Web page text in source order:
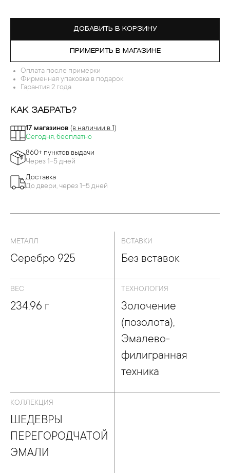
ДОБАВИТЬ В КОРЗИНУ
ПРИМЕРИТЬ В МАГАЗИНЕ
Оплата после примерки
Фирменная упаковка в подарок
Гарантия 2 года
КАК ЗАБРАТЬ?
17 магазинов (в наличии в 1)
Сегодня, бесплатно
860+ пунктов выдачи
Через 1-5 дней
Доставка
До двери, через 1-5 дней
МЕТАЛЛ
Серебро 925
ВСТАВКИ
Без вставок
ВЕС
234.96 г
ТЕХНОЛОГИЯ
Золочение
(позолота),
Эмалево-
филигранная
техника
КОЛЛЕКЦИЯ
ШЕДЕВРЫ
ПЕРЕГОРОДЧАТОЙ
ЭМАЛИ